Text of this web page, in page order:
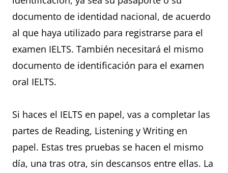
documento de identidad nacional, de acuerdo
al que haya utilizado para registrarse para el
examen IELTS. También necesitará el mismo
documento de identificación para el examen
oral IELTS.
Si haces el IELTS en papel, vas a completar las
partes de Reading, Listening y Writing en
papel. Estas tres pruebas se hacen el mismo
día, una tras otra, sin descansos entre ellas. La